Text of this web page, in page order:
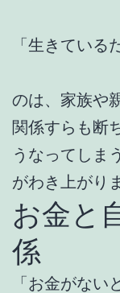
「生きている
のは、家族や
関係すらも断
うなってしま
がわき上がり
お金と
係
「お金がな